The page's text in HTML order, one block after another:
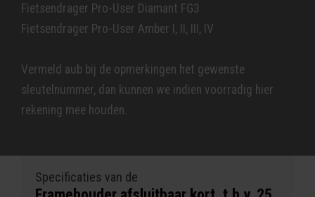
Fietsendrager Pro-User Diamant FG3
Fietsendrager Pro-User Amber I, II, III, IV
Vermeld aub bij de opmerkingen het gewenste
sleutelnummer, dan kunnen we indien voorradig hier
rekening mee houden.
Specificaties van de